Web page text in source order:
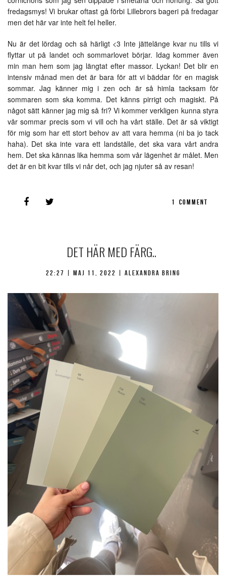
fredagsmys! Vi brukar oftast gå förbi Lillebrors bageri på fredagar
men det här var inte helt fel heller.
Nu är det lördag och så härligt <3 Inte jättelänge kvar nu tills vi
flyttar ut på landet och sommarlovet börjar. Idag kommer även
min man hem som jag längtat efter massor. Lyckan! Det blir en
intensiv månad men det är bara för att vi bäddar för en magisk
sommar. Jag känner mig i zen och är så himla tacksam för
sommaren som ska komma. Det känns pirrigt och magiskt. På
något sätt känner jag mig så fri? Vi kommer verkligen kunna styra
vår sommar precis som vi vill och ha vårt ställe. Det är så viktigt
för mig som har ett stort behov av att vara hemma (ni ba jo tack
haha). Det ska inte vara ett landställe, det ska vara vårt andra
hem. Det ska kännas lika hemma som vår lägenhet är målet. Men
det är en bit kvar tills vi når det, och jag njuter så av resan!
1 COMMENT
DET HÄR MED FÄRG..
22:27 | maj 11, 2022 | Alexandra Bring